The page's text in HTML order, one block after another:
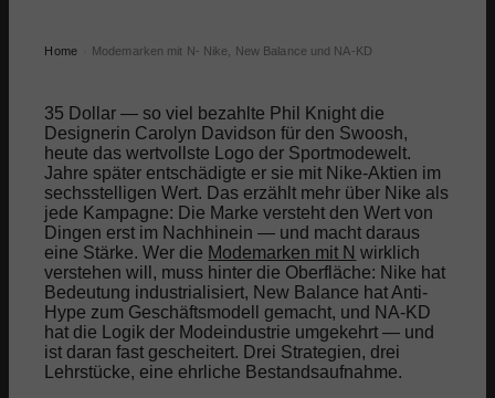
Home Modemarken mit N- Nike, New Balance und NA-KD
35 Dollar — so viel bezahlte Phil Knight die
Designerin Carolyn Davidson für den Swoosh,
heute das wertvollste Logo der Sportmodewelt.
Jahre später entschädigte er sie mit Nike-Aktien im
sechsstelligen Wert. Das erzählt mehr über Nike als
jede Kampagne: Die Marke versteht den Wert von
Dingen erst im Nachhinein — und macht daraus
eine Stärke. Wer die Modemarken mit N wirklich
verstehen will, muss hinter die Oberfläche: Nike hat
Bedeutung industrialisiert, New Balance hat Anti-
Hype zum Geschäftsmodell gemacht, und NA-KD
hat die Logik der Modeindustrie umgekehrt — und
ist daran fast gescheitert. Drei Strategien, drei
Lehrstücke, eine ehrliche Bestandsaufnahme.